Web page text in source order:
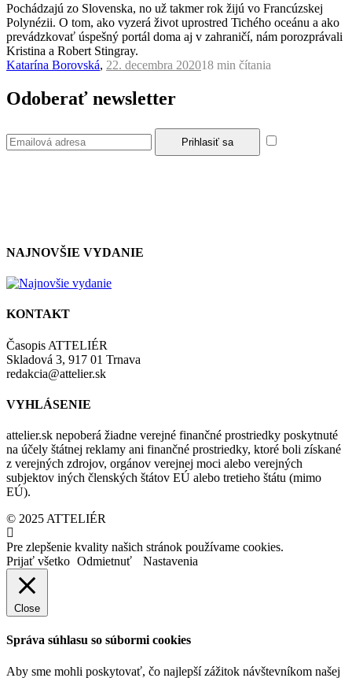
Pochádzajú zo Slovenska, no už takmer rok žijú vo Francúzskej
Polynézii. O tom, ako vyzerá život uprostred Tichého oceánu a ako
prevádzkovať úspešný portál doma aj v zahraničí, nám porozprávali
Kristina a Robert Stingray.
Katarína Borovská, 22. decembra 202018 min čítania
Odoberať newsletter
NAJNOVŠIE VYDANIE
KONTAKT
Časopis ATTELIÉR
Skladová 3, 917 01 Trnava
redakcia@attelier.sk
VYHLÁSENIE
attelier.sk nepoberá žiadne verejné finančné prostriedky poskytnuté
na účely štátnej reklamy ani finančné prostriedky, ktoré boli získané
z verejných zdrojov, orgánov verejnej moci alebo verejných
subjektov iných členských štátov EÚ alebo tretieho štátu (mimo
EÚ).
© 2025 ATTELIÉR
Pre zlepšenie kvality našich stránok používame cookies.
Prijať všetko Odmietnuť Nastavenia
Close
Správa súhlasu so súbormi cookies
Aby sme mohli poskytovať, čo najlepší zážitok návštevníkom našej